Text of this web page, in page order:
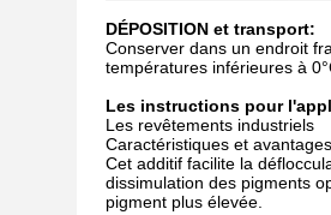
DÉPOSITION et transport:
Conserver dans un endroit
températures inférieures à
Les instructions pour
Les revêtements industriels
Caractéristiques et
Cet additif facilite la
dissimulation des pigments
pigment plus élevée.